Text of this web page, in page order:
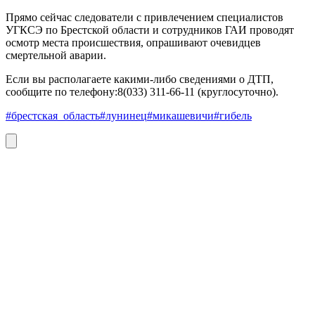
Прямо сейчас следователи с привлечением специалистов
УГКСЭ по Брестской области и сотрудников ГАИ проводят
осмотр места происшествия, опрашивают очевидцев
смертельной аварии.
Если вы располагаете какими-либо сведениями о ДТП,
сообщите по телефону:8(033) 311-66-11 (круглосуточно).
#брестская_область#лунинец#микашевичи#гибель